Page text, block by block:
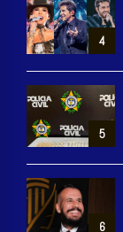
4
5
6